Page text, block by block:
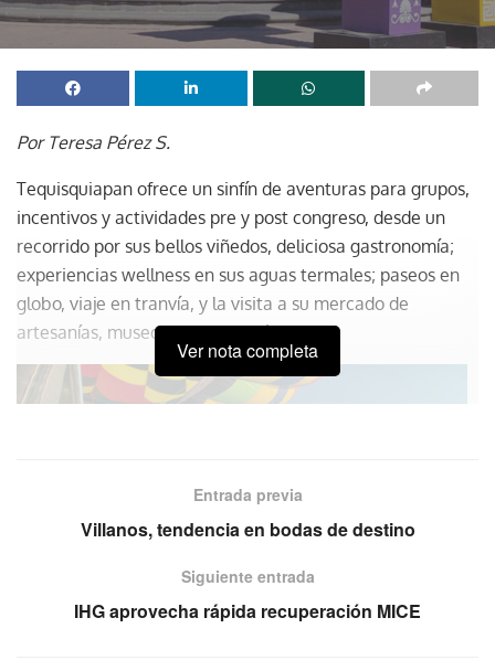
Por Teresa Pérez S.
Tequisquiapan ofrece un sinfín de aventuras para grupos,
incentivos y actividades pre y post congreso, desde un
recorrido por sus bellos viñedos, deliciosa gastronomía;
experiencias wellness en sus aguas termales; paseos en
globo, viaje en tranvía, y la visita a su mercado de
artesanías, museos, plazas, etcétera.
Ver nota completa
Entrada previa
Villanos, tendencia en bodas de destino
Siguiente entrada
IHG aprovecha rápida recuperación MICE